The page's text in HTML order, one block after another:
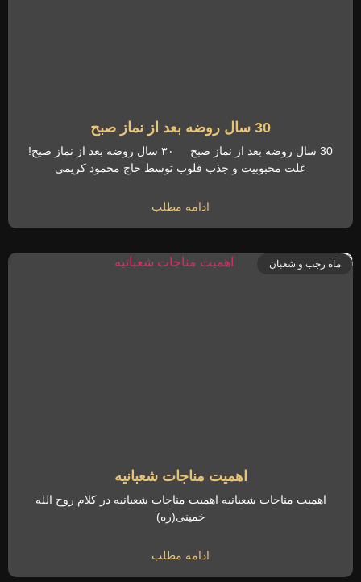
30 سال روضه بعد از نماز صبح
30 سال روضه بعد از نماز صبح ۳۰ سال روضه بعد از نماز صبح!
علت محبوبیت و جذب قلوب توسط حاج محمود کریمی
ادامه مطلب
ماه رجب و شعبان
اهمیت مناجات شعبانیه
اهمیت مناجات شعبانیه اهمیت مناجات شعبانیه در کلام روح الله
خمینی(ره)
ادامه مطلب